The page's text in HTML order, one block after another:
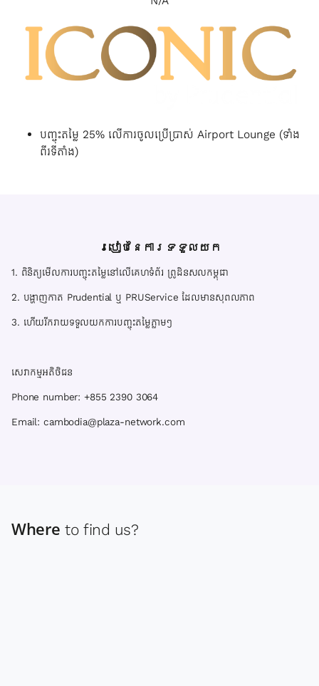
បញ្ចុះតម្លៃ 25% លើការចូលប្រើប្រាស់ Airport Lounge (ទាំង
ពីរទីតាំង)
របៀបនៃការទទួលយក
1. ពិនិត្យមើលការបញ្ចុះតម្លៃនៅលើគេហទំព័រ ព្រូដិនសលកម្ពុជា
2. បង្ហាញកាត Prudential ឬ PRUService ដែលមានសុពលភាព
3. ហើយរីករាយទទួលយកការបញ្ចុះតម្លៃភ្លាមៗ
សេវាកម្មអតិថិជន
Phone number: +855 2390 3064
Email: cambodia@plaza-network.com
Where to find us?